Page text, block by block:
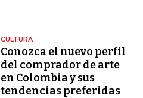
CULTURA
Conozca el nuevo perfil
del comprador de arte
en Colombia y sus
tendencias preferidas